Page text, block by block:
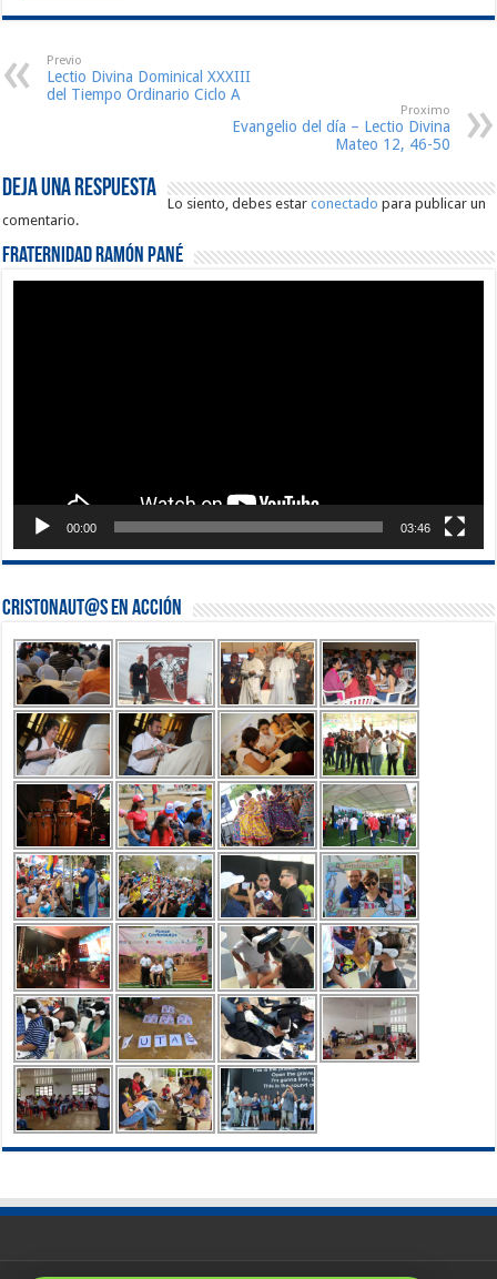
Previo
Lectio Divina Dominical XXXIII
del Tiempo Ordinario Ciclo A
Proximo
Evangelio del día – Lectio Divina
Mateo 12, 46-50
Deja una respuesta
Lo siento, debes estarconectado para publicar un
comentario.
Fraternidad Ramón Pané
00:00 03:46
Cristonaut@s en Acción